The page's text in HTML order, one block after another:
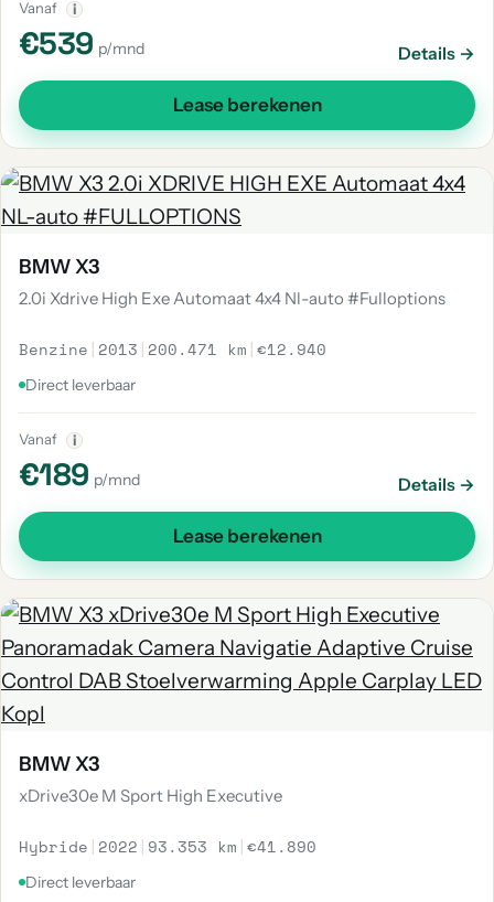
Vanaf i
€539 p/mnd Details →
Lease berekenen
BMW X3
2.0i Xdrive High Exe Automaat 4x4 Nl-auto #Fulloptions
Benzine | 2013 | 200.471 km |€12.940
Direct leverbaar
Vanaf i
€189 p/mnd Details →
Lease berekenen
BMW X3
xDrive30e M Sport High Executive
Hybride | 2022 | 93.353 km |€41.890
Direct leverbaar